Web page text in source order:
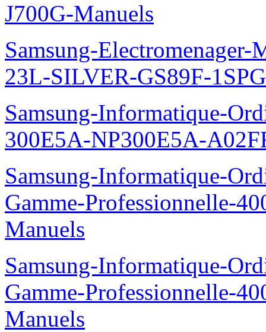
J700G-Manuels
Samsung-
23L-SILVER-GS89F-
Samsung-Informatique-
300E5A-NP300E5A-
Samsung-Informatique-
Gamme-Professionnelle-
Manuels
Samsung-Informatique-
Gamme-Professionnelle-
Manuels